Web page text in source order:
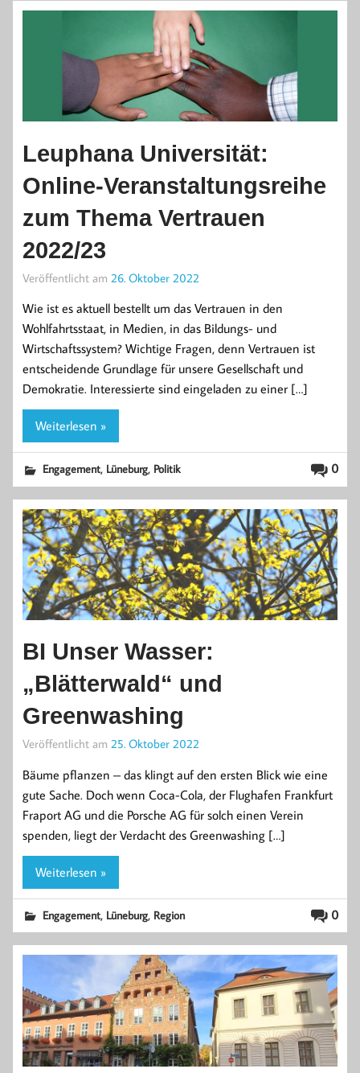
Leuphana Universität:
Online-Veranstaltungsreihe
zum Thema Vertrauen
2022/23
Veröffentlicht am 26. Oktober 2022
Wie ist es aktuell bestellt um das Vertrauen in den
Wohlfahrtsstaat, in Medien, in das Bildungs- und
Wirtschaftssystem? Wichtige Fragen, denn Vertrauen ist
entscheidende Grundlage für unsere Gesellschaft und
Demokratie. Interessierte sind eingeladen zu einer […]
Weiterlesen »
0
Engagement, Lüneburg, Politik
BI Unser Wasser:
„Blätterwald“ und
Greenwashing
Veröffentlicht am 25. Oktober 2022
Bäume pflanzen – das klingt auf den ersten Blick wie eine
gute Sache. Doch wenn Coca-Cola, der Flughafen Frankfurt
Fraport AG und die Porsche AG für solch einen Verein
spenden, liegt der Verdacht des Greenwashing […]
Weiterlesen »
0
Engagement, Lüneburg, Region